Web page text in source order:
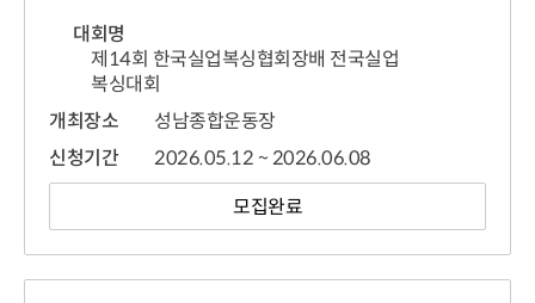
대회명
제14회 한국실업복싱협회장배 전국실업
복싱대회
개최장소
성남종합운동장
신청기간
2026.05.12 ~ 2026.06.08
모집완료